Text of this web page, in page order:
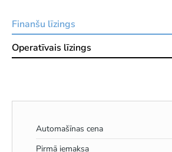
Finanšu līzings
Operatīvais līzings
Automašīnas cena
Pirmā iemaksa